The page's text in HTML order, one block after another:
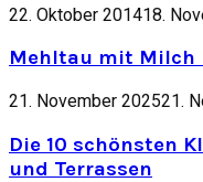
22. Oktober 201418.
Mehltau mit Milch
21. November 202521.
Die 10 schönsten
und Terrassen